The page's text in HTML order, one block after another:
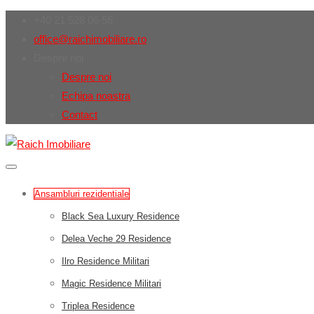
office@raichimobiliare.ro
Despre noi
Echipa noastra
Contact
Ansambluri rezidentiale
Black Sea Luxury Residence
Delea Veche 29 Residence
Ilro Residence Militari
Magic Residence Militari
Triplea Residence